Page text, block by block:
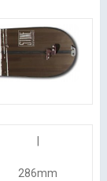
286mm